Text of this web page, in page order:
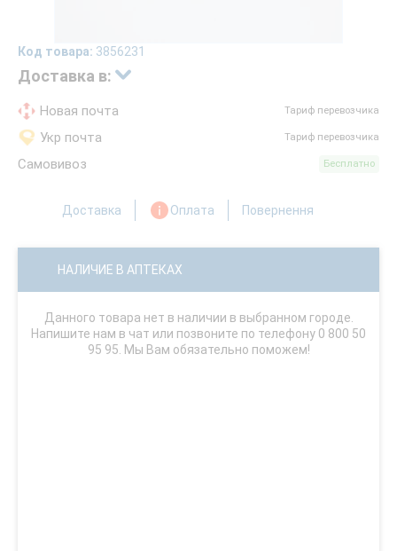
Код товара: 3856231
Доставка в:
Новая почта Тариф перевозчика
Укр почта Тариф перевозчика
Самовивоз Бесплатно
Доставка Оплата Повернення
НАЛИЧИЕ В АПТЕКАХ
Данного товара нет в наличии в выбранном городе.
Напишите нам в чат или позвоните по телефону 0 800 50
95 95. Мы Вам обязательно поможем!